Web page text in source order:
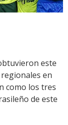
este
en
como los tres
de este